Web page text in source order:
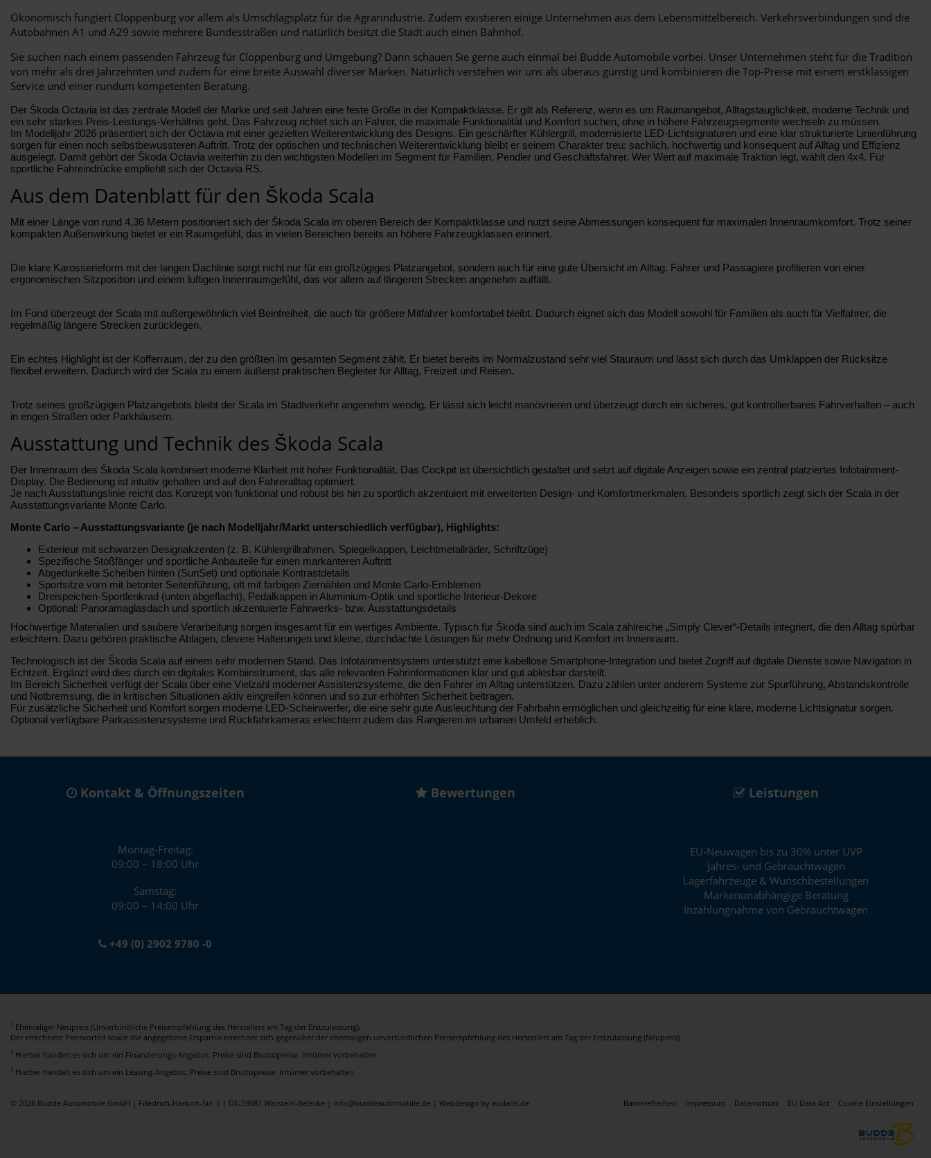
Ökonomisch fungiert Cloppenburg vor allem als Umschlagsplatz für die Agrarindustrie. Zudem existieren einige Unternehmen aus dem Lebensmittelbereich. Verkehrsverbindungen sind die
Autobahnen A1 und A29 sowie mehrere Bundesstraßen und natürlich besitzt die Stadt auch einen Bahnhof.
Sie suchen nach einem passenden Fahrzeug für Cloppenburg und Umgebung? Dann schauen Sie gerne auch einmal bei Budde Automobile vorbei. Unser Unternehmen steht für die Tradition
von mehr als drei Jahrzehnten und zudem für eine breite Auswahl diverser Marken. Natürlich verstehen wir uns als überaus günstig und kombinieren die Top-Preise mit einem erstklassigen
Service und einer rundum kompetenten Beratung.
Der Škoda Octavia ist das zentrale Modell der Marke und seit Jahren eine feste Größe in der Kompaktklasse. Er gilt als Referenz, wenn es um Raumangebot, Alltagstauglichkeit, moderne Technik und
ein sehr starkes Preis-Leistungs-Verhältnis geht. Das Fahrzeug richtet sich an Fahrer, die maximale Funktionalität und Komfort suchen, ohne in höhere Fahrzeugsegmente wechseln zu müssen.
Im Modelljahr 2026 präsentiert sich der Octavia mit einer gezielten Weiterentwicklung des Designs. Ein geschärfter Kühlergrill, modernisierte LED-Lichtsignaturen und eine klar strukturierte Linienführung
sorgen für einen noch selbstbewussteren Auftritt. Trotz der optischen und technischen Weiterentwicklung bleibt er seinem Charakter treu: sachlich, hochwertig und konsequent auf Alltag und Effizienz
ausgelegt. Damit gehört der Škoda Octavia weiterhin zu den wichtigsten Modellen im Segment für Familien, Pendler und Geschäftsfahrer. Wer Wert auf maximale Traktion legt, wählt den 4x4. Für
sportliche Fahreindrücke empfiehlt sich der Octavia RS.
Aus dem Datenblatt für den Škoda Scala
Mit einer Länge von rund 4,36 Metern positioniert sich der Škoda Scala im oberen Bereich der Kompaktklasse und nutzt seine Abmessungen konsequent für maximalen Innenraumkomfort. Trotz seiner
kompakten Außenwirkung bietet er ein Raumgefühl, das in vielen Bereichen bereits an höhere Fahrzeugklassen erinnert.
Die klare Karosserieform mit der langen Dachlinie sorgt nicht nur für ein großzügiges Platzangebot, sondern auch für eine gute Übersicht im Alltag. Fahrer und Passagiere profitieren von einer
ergonomischen Sitzposition und einem luftigen Innenraumgefühl, das vor allem auf längeren Strecken angenehm auffällt.
Im Fond überzeugt der Scala mit außergewöhnlich viel Beinfreiheit, die auch für größere Mitfahrer komfortabel bleibt. Dadurch eignet sich das Modell sowohl für Familien als auch für Vielfahrer, die
regelmäßig längere Strecken zurücklegen.
Ein echtes Highlight ist der Kofferraum, der zu den größten im gesamten Segment zählt. Er bietet bereits im Normalzustand sehr viel Stauraum und lässt sich durch das Umklappen der Rücksitze
flexibel erweitern. Dadurch wird der Scala zu einem äußerst praktischen Begleiter für Alltag, Freizeit und Reisen.
Trotz seines großzügigen Platzangebots bleibt der Scala im Stadtverkehr angenehm wendig. Er lässt sich leicht manövrieren und überzeugt durch ein sicheres, gut kontrollierbares Fahrverhalten – auch
in engen Straßen oder Parkhäusern.
Ausstattung und Technik des Škoda Scala
Der Innenraum des Škoda Scala kombiniert moderne Klarheit mit hoher Funktionalität. Das Cockpit ist übersichtlich gestaltet und setzt auf digitale Anzeigen sowie ein zentral platziertes Infotainment-
Display. Die Bedienung ist intuitiv gehalten und auf den Fahreralltag optimiert.
Je nach Ausstattungslinie reicht das Konzept von funktional und robust bis hin zu sportlich akzentuiert mit erweiterten Design- und Komfortmerkmalen. Besonders sportlich zeigt sich der Scala in der
Ausstattungsvariante Monte Carlo.
Monte Carlo – Ausstattungsvariante (je nach Modelljahr/Markt unterschiedlich verfügbar), Highlights:
Exterieur mit schwarzen Designakzenten (z. B. Kühlergrillrahmen, Spiegelkappen, Leichtmetallräder, Schriftzüge)
Spezifische Stoßfänger und sportliche Anbauteile für einen markanteren Auftritt
Abgedunkelte Scheiben hinten (SunSet) und optionale Kontrastdetails
Sportsitze vorn mit betonter Seitenführung, oft mit farbigen Ziernähten und Monte Carlo-Emblemen
Dreispeichen-Sportlenkrad (unten abgeflacht), Pedalkappen in Aluminium-Optik und sportliche Interieur-Dekore
Optional: Panoramaglasdach und sportlich akzentuierte Fahrwerks- bzw. Ausstattungsdetails
Hochwertige Materialien und saubere Verarbeitung sorgen insgesamt für ein wertiges Ambiente. Typisch für Škoda sind auch im Scala zahlreiche „Simply Clever“-Details integriert, die den Alltag spürbar
erleichtern. Dazu gehören praktische Ablagen, clevere Halterungen und kleine, durchdachte Lösungen für mehr Ordnung und Komfort im Innenraum.
Technologisch ist der Škoda Scala auf einem sehr modernen Stand. Das Infotainmentsystem unterstützt eine kabellose Smartphone-Integration und bietet Zugriff auf digitale Dienste sowie Navigation in
Echtzeit. Ergänzt wird dies durch ein digitales Kombiinstrument, das alle relevanten Fahrinformationen klar und gut ablesbar darstellt.
Im Bereich Sicherheit verfügt der Scala über eine Vielzahl moderner Assistenzsysteme, die den Fahrer im Alltag unterstützen. Dazu zählen unter anderem Systeme zur Spurführung, Abstandskontrolle
und Notbremsung, die in kritischen Situationen aktiv eingreifen können und so zur erhöhten Sicherheit beitragen.
Für zusätzliche Sicherheit und Komfort sorgen moderne LED-Scheinwerfer, die eine sehr gute Ausleuchtung der Fahrbahn ermöglichen und gleichzeitig für eine klare, moderne Lichtsignatur sorgen.
Optional verfügbare Parkassistenzsysteme und Rückfahrkameras erleichtern zudem das Rangieren im urbanen Umfeld erheblich.
Kontakt & Öffnungszeiten
Montag-Freitag:
09:00 – 18:00 Uhr
Samstag:
09:00 – 14:00 Uhr
+49 (0) 2902 9780 -0
Bewertungen Leistungen
EU-Neuwagen bis zu 30% unter UVP
Jahres- und Gebrauchtwagen
Lagerfahrzeuge & Wunschbestellungen
Markenunabhängige Beratung
Inzahlungnahme von Gebrauchtwagen
1
Ehemaliger Neupreis (Unverbindliche Preisempfehlung des Herstellers am Tag der Erstzulassung).
Der errechnete Preisvorteil sowie die angegebene Ersparnis errechnet sich gegenüber der ehemaligen unverbindlichen Preisempfehlung des Herstellers am Tag der Erstzulassung (Neupreis).
2 Hierbei handelt es sich um ein Finanzierungs-Angebot. Preise sind Bruttopreise. Irrtümer vorbehalten.
3 Hierbei handelt es sich um ein Leasing-Angebot. Preise sind Bruttopreise. Irrtümer vorbehalten.
Barrierefreiheit Impressum Datenschutz EU Data Act Cookie Einstellungen
© 2026 Budde Automobile GmbH | Friedrich-Harkort-Str. 5 | DE-59581 Warstein-Belecke | info@buddeautomobile.de | Webdesign by audaris.de